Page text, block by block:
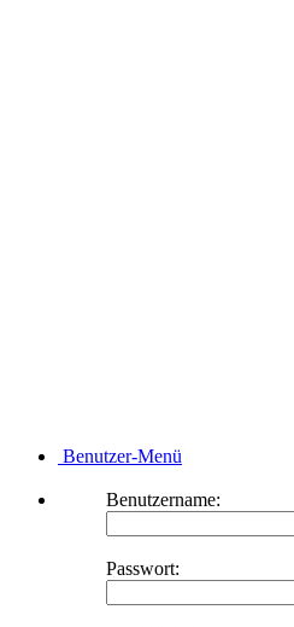
Benutzer-Menü
Benutzername:
Passwort: